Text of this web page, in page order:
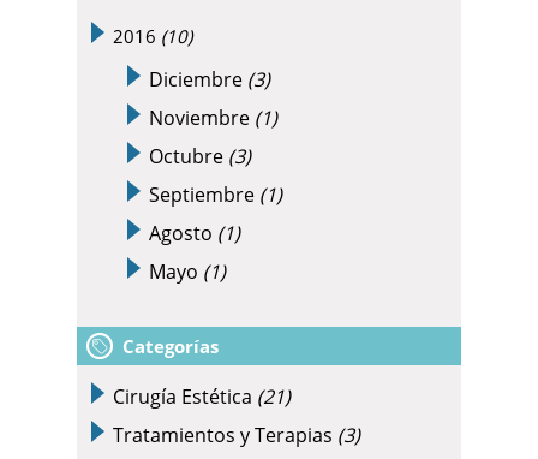
2016 (10)
Diciembre (3)
Noviembre (1)
Octubre (3)
Septiembre (1)
Agosto (1)
Mayo (1)
Categorías
Cirugía Estética (21)
Tratamientos y Terapias (3)